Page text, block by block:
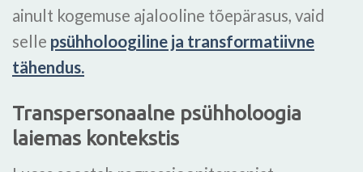
ainult kogemuse ajalooline tõepärasus, vaid
selle psühholoogiline ja transformatiivne
tähendus.
Transpersonaalne psühholoogia
laiemas kontekstis